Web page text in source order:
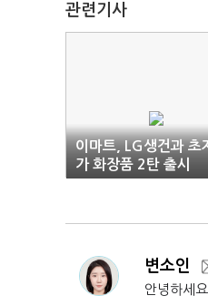
관련기사
이마트, LG생건과 초
가 화장품 2탄 출시
변소인
안녕하세